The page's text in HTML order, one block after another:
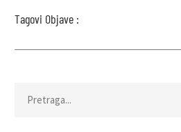
Tagovi Objave :